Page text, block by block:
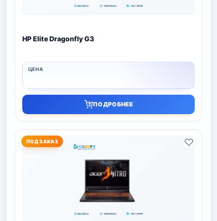
HP Elite Dragonfly G3
ПОДРОБНЕЕ
ПОД ЗАКАЗ